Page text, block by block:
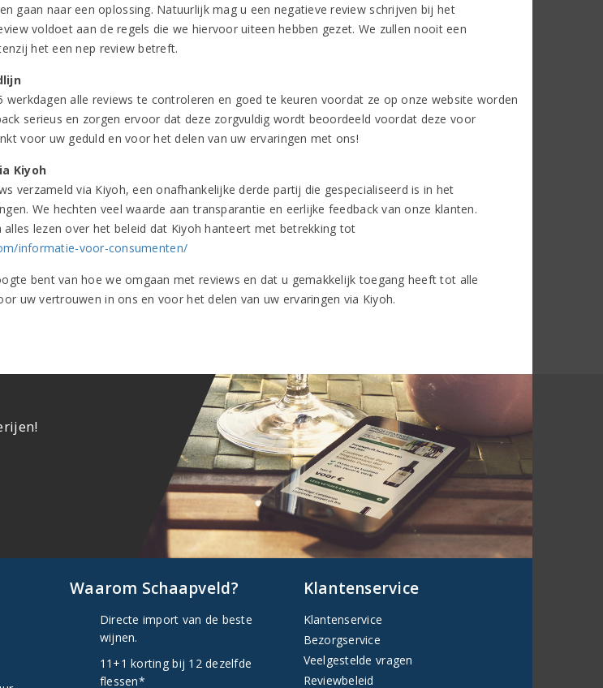
gaan naar een oplossing. Natuurlijk mag u een negatieve review schrijven bij het
voldoet aan de regels die we hiervoor uiteen hebben gezet. We zullen nooit een
het een nep review betreft.
werkdagen alle reviews te controleren en goed te keuren voordat ze op onze website worden
serieus en zorgen ervoor dat deze zorgvuldig wordt beoordeeld voordat deze voor
voor uw geduld en voor het delen van uw ervaringen met ons!
Kiyoh
verzameld via Kiyoh, een onafhankelijke derde partij die gespecialiseerd is in het
We hechten veel waarde aan transparantie en eerlijke feedback van onze klanten.
lezen over het beleid dat Kiyoh hanteert met betrekking tot
informatie-voor-consumenten/
bent van hoe we omgaan met reviews en dat u gemakkelijk toegang heeft tot alle
uw vertrouwen in ons en voor het delen van uw ervaringen via Kiyoh.
Waarom Schaapveld?
Directe import van de beste
wijnen.
11+1 korting bij 12 dezelfde
flessen*
Klantenservice
Klantenservice
Bezorgservice
Veelgestelde vragen
Reviewbeleid